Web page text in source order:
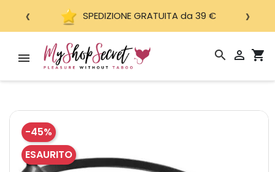
SPEDIZIONE GRATUITA da 39 €
‹ ›
search  shopping_cart
-45%
ESAURITO